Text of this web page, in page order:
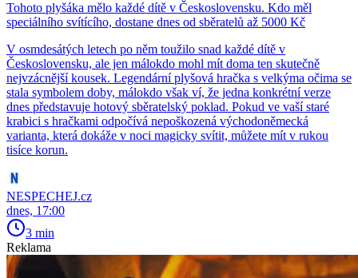
Tohoto plyšáka mělo každé dítě v Československu. Kdo měl
speciálního svítícího, dostane dnes od sběratelů až 5000 Kč
V osmdesátých letech po něm toužilo snad každé dítě v
Československu, ale jen málokdo mohl mít doma ten skutečně
nejvzácnější kousek. Legendární plyšová hračka s velkýma očima se
stala symbolem doby, málokdo však ví, že jedna konkrétní verze
dnes představuje hotový sběratelský poklad. Pokud ve vaší staré
krabici s hračkami odpočívá nepoškozená východoněmecká
varianta, která dokáže v noci magicky svítit, můžete mít v rukou
tisíce korun.
NESPECHEJ.cz
dnes, 17:00
3 min
Reklama